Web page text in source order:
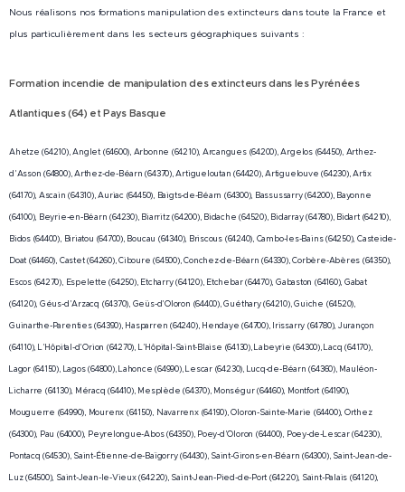
permettant
de financer
importante
prévention
des malaises
au travail.
de 2022, qui
va pousser
à la
tentation de
moindre
passage
d'air frais,
les risques
d'intoxication
au
monoxyde
de carbone
(CO) sont
plus que
jamais à
craindre....
visio avec
des
l'autre bout
échanger
des vidéos.
Mais,
lorsqu'une
situation
déstabilisante
nécessite
d'appeler
les secours,
aucun de
ces services
n'est en
mesure de
vous faire...
des SAMU,
transmis
reçus,
notamment
par les
sapeurs-
pompiers.
Ces
dispositions
ne font pas
obstacle au
"départ
réflexe" de
leurs
moyens en
cas
d'urgence
Nous réalisons nos formations manipulation des extincteurs dans toute la France et
plus particulièrement dans les secteurs géographiques suivants :
Formation incendie de manipulation des extincteurs dansles Pyrénées
Atlantiques (64) et Pays Basque
Ahetze (64210), Anglet (64600), Arbonne (64210), Arcangues (64200), Argelos (64450), Arthez-
d'Asson (64800), Arthez-de-Béarn (64370), Artigueloutan (64420), Artiguelouve (64230), Artix
(64170), Ascain (64310), Auriac (64450), Baigts-de-Béarn (64300), Bassussarry (64200), Bayonne
(64100), Beyrie-en-Béarn (64230), Biarritz (64200), Bidache (64520), Bidarray (64780), Bidart (64210),
Bidos (64400), Biriatou (64700), Boucau (64340), Briscous (64240), Cambo-les-Bains (64250), Casteide-
Doat (64460), Castet (64260), Ciboure (64500), Conchez-de-Béarn (64330), Corbère-Abères (64350),
Escos (64270), Espelette (64250), Etcharry (64120), Etchebar (64470), Gabaston (64160), Gabat
(64120), Géus-d'Arzacq (64370), Geüs-d'Oloron (64400), Guéthary (64210), Guiche (64520),
Guinarthe-Parenties (64390), Hasparren (64240), Hendaye (64700), Irissarry (64780), Jurançon
(64110), L'Hôpital-d'Orion (64270), L'Hôpital-Saint-Blaise (64130), Labeyrie (64300), Lacq (64170),
Lagor (64150), Lagos (64800), Lahonce (64990), Lescar (64230), Lucq-de-Béarn (64360), Mauléon-
Licharre (64130), Méracq (64410), Mesplède (64370), Monségur (64460), Montfort (64190),
Mouguerre (64990), Mourenx (64150), Navarrenx (64190), Oloron-Sainte-Marie (64400), Orthez
(64300), Pau (64000), Peyrelongue-Abos (64350), Poey-d'Oloron (64400), Poey-de-Lescar (64230),
Pontacq (64530), Saint-Étienne-de-Baïgorry (64430), Saint-Girons-en-Béarn (64300), Saint-Jean-de-
Luz (64500), Saint-Jean-le-Vieux (64220), Saint-Jean-Pied-de-Port (64220), Saint-Palais (64120),